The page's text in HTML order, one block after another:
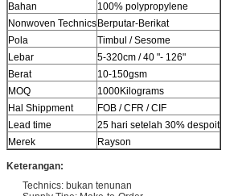
Bahan
100% polypropylene
Nonwoven TechnicsBerputar-Berikat
Pola
Timbul / Sesome
Lebar
5-320cm / 40 "- 126"
Berat
10-150gsm
MOQ
1000Kilograms
Hal Shippment
FOB / CFR / CIF
Lead time
25 hari setelah 30% despoit
Merek
Rayson
Keterangan:
Technics: bukan tenunan